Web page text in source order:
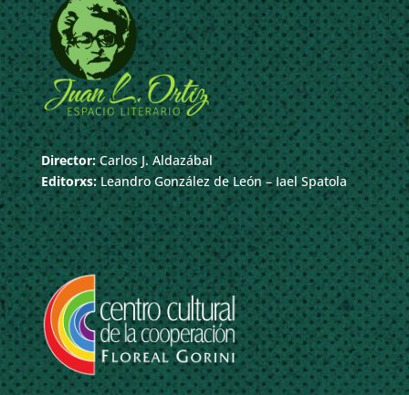
Director:Carlos J. Aldazábal
Editorxs:Leandro González de León – Iael Spatola